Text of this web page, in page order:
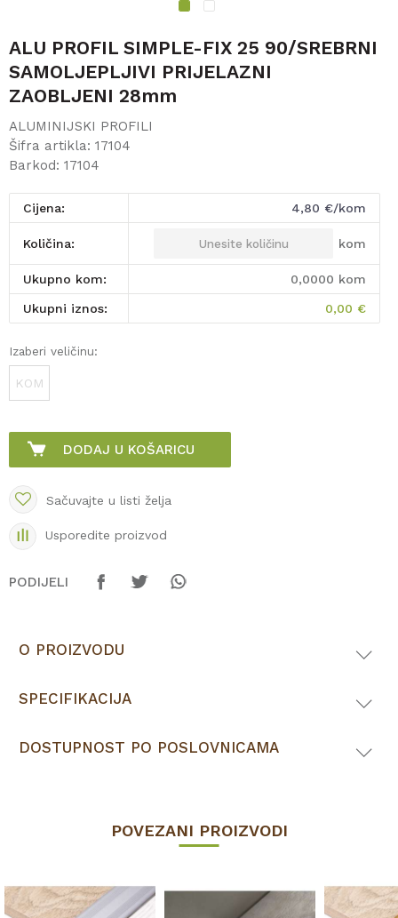
1 2
ALU PROFIL SIMPLE-FIX 25 90/SREBRNI
SAMOLJEPLJIVI PRIJELAZNI
ZAOBLJENI 28mm
ALUMINIJSKI PROFILI
Šifra artikla: 17104
Barkod: 17104
Cijena: 4,80 €/kom
Količina: kom
Ukupno kom: 0,0000 kom
Ukupni iznos: 0,00 €
Izaberi veličinu:
KOM
DODAJ U KOŠARICU
Sačuvajte u listi želja
Usporedite proizvod
PODIJELI
O PROIZVODU
SPECIFIKACIJA
DOSTUPNOST PO POSLOVNICAMA
POVEZANI PROIZVODI